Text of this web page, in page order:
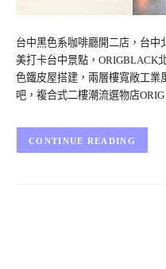
台中黑色系咖啡廳開二店，台中
美打卡台中景點，ORIGBLACK
色鐵皮屋搭建，兩層樓寬敞工業
吧，複合式二樓潮流選物店ORIG
CONTINUE READING